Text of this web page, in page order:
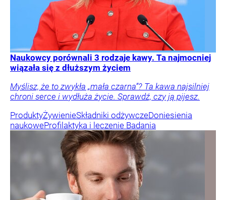
Naukowcy porównali 3 rodzaje kawy. Ta najmocniej
wiązała się z dłuższym życiem
Myślisz, że to zwykła „mała czarna”? Ta kawa najsilniej
chroni serce i wydłuża życie. Sprawdź, czy ją pijesz.
ProduktyŻywienieSkładniki odżywczeDoniesienia
naukoweProfilaktyka i leczenie Badania